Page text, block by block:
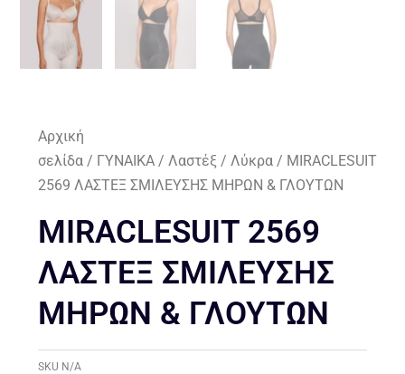
Αρχική
σελίδα / ΓΥΝΑΙΚΑ /Λαστέξ /Λύκρα / MIRACLESUIT
2569 ΛΑΣΤΕΞ ΣΜΙΛΕΥΣΗΣ ΜΗΡΩΝ & ΓΛΟΥΤΩΝ
MIRACLESUIT 2569
ΛΑΣΤΕΞ ΣΜΙΛΕΥΣΗΣ
ΜΗΡΩΝ & ΓΛΟΥΤΩΝ
SKU N/A